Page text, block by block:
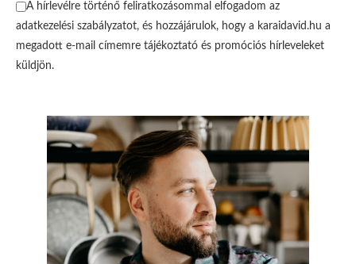
A hírlevélre történő feliratkozásommal elfogadom az
adatkezelési szabályzatot, és hozzájárulok, hogy a karaidavid.hu a
megadott e-mail címemre tájékoztató és promóciós hírleveleket
küldjön.